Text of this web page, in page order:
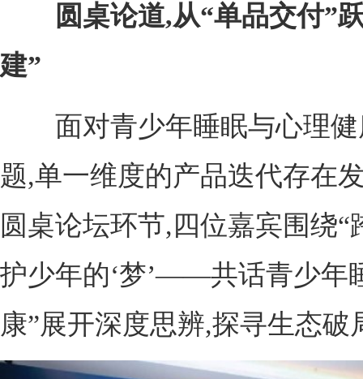
圆桌论道,从“单品交付”
建”
面对青少年睡眠与心理健
题,单一维度的产品迭代存在
圆桌论坛环节,四位嘉宾围绕“
护少年的‘梦’——共话青少年
康”展开深度思辨,探寻生态破